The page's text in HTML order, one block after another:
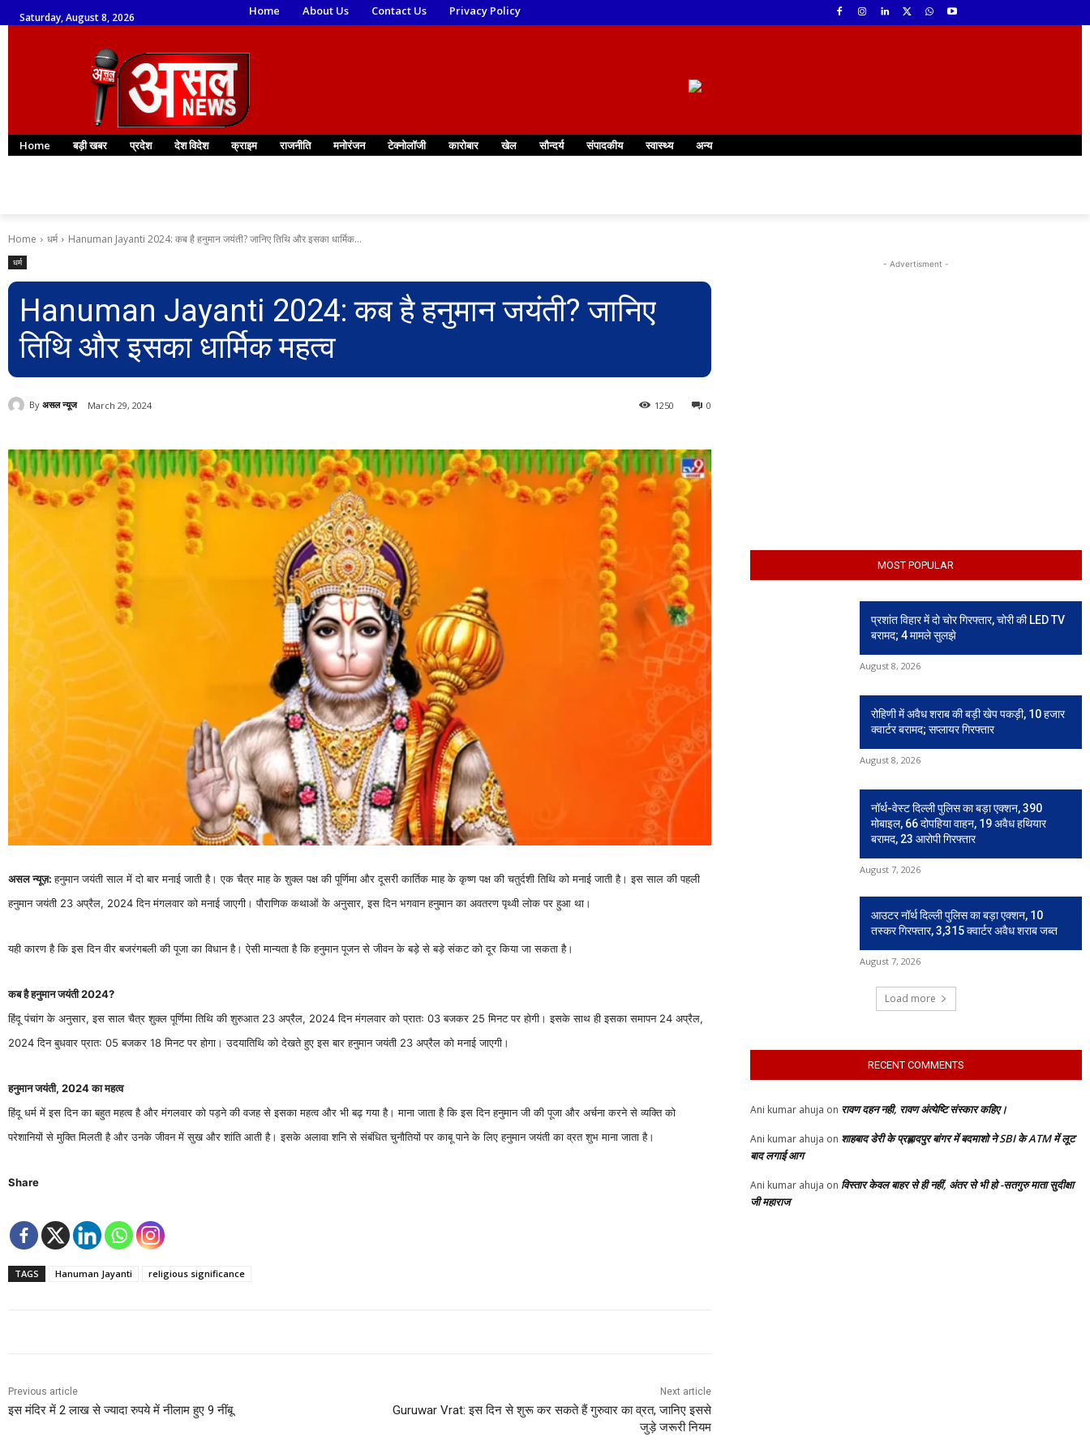
Saturday, August 8, 2026 Home About Us Contact Us Privacy Policy
Home बड़ी खबर प्रदेश देश विदेश क्राइम राजनीति मनोरंजन टेक्नोलॉजी कारोबार खेल सौन्दर्य संपादकीय स्वास्थ्य अन्य
Home धर्म Hanuman Jayanti 2024: कब है हनुमान जयंती? जानिए तिथि और इसका धार्मिक...
धर्म
Hanuman Jayanti 2024: कब है हनुमान जयंती? जानिए
तिथि और इसका धार्मिक महत्व
By असल न्यूज March 29, 2024 0
1250
असल न्यूज़:हनुमान जयंती साल में दो बार मनाई जाती है। एक चैत्र माह के शुक्ल पक्ष की पूर्णिमा और दूसरी कार्तिक माह के कृष्ण पक्ष की चतुर्दशी तिथि को मनाई जाती है। इस साल की पहली
हनुमान जयंती 23 अप्रैल, 2024 दिन मंगलवार को मनाई जाएगी। पौराणिक कथाओं के अनुसार, इस दिन भगवान हनुमान का अवतरण पृथ्वी लोक पर हुआ था।
यही कारण है कि इस दिन वीर बजरंगबली की पूजा का विधान है। ऐसी मान्यता है कि हनुमान पूजन से जीवन के बड़े से बड़े संकट को दूर किया जा सकता है।
कब है हनुमान जयंती 2024?
हिंदू पंचांग के अनुसार, इस साल चैत्र शुक्ल पूर्णिमा तिथि की शुरुआत 23 अप्रैल, 2024 दिन मंगलवार को प्रातः 03 बजकर 25 मिनट पर होगी। इसके साथ ही इसका समापन 24 अप्रैल,
2024 दिन बुधवार प्रात: 05 बजकर 18 मिनट पर होगा। उदया​तिथि को देखते हुए इस बार हनुमान जयंती 23 अप्रैल को मनाई जाएगी।
हनुमान जयंती, 2024 का महत्व
हिंदू धर्म में इस दिन का बहुत महत्व है और मंगलवार को पड़ने की वजह से इसका महत्व और भी बढ़ गया है। माना जाता है कि इस दिन हनुमान जी की पूजा और अर्चना करने से व्यक्ति को
परेशानियों से मुक्ति मिलती है और उनके जीवन में सुख और शांति आती है। इसके अलावा शनि से संबंधित चुनौतियों पर काबू पाने के लिए हनुमान जयंती का व्रत शुभ माना जाता है।
Share
TAGS Hanuman Jayanti religious significance
Previous article
इस मंदिर में 2 लाख से ज्यादा रुपये में नीलाम हुए 9 नींबू.
Next article
Guruwar Vrat: इस दिन से शुरू कर सकते हैं गुरुवार का व्रत, जानिए इससे
जुड़े जरूरी नियम
- Advertisment -
MOST POPULAR
प्रशांत विहार में दो चोर गिरफ्तार, चोरी की LED TV
बरामद; 4 मामले सुलझे
August 8, 2026
रोहिणी में अवैध शराब की बड़ी खेप पकड़ी, 10 हजार
क्वार्टर बरामद; सप्लायर गिरफ्तार
August 8, 2026
नॉर्थ-वेस्ट दिल्ली पुलिस का बड़ा एक्शन, 390
मोबाइल, 66 दोपहिया वाहन, 19 अवैध हथियार
बरामद, 23 आरोपी गिरफ्तार
August 7, 2026
आउटर नॉर्थ दिल्ली पुलिस का बड़ा एक्शन, 10
तस्कर गिरफ्तार, 3,315 क्वार्टर अवैध शराब जब्त
August 7, 2026
Load more
RECENT COMMENTS
Ani kumar ahuja on रावण दहन नही, रावण अंत्येष्टि संस्कार कहिए।
Ani kumar ahuja on शाहबाद डेरी के प्रह्लादपुर बांगर में बदमाशो ने SBI के ATM में लूट
बाद लगाई आग
Ani kumar ahuja on विस्तार केवल बाहर से ही नहीं, अंतर से भी हो -सतगुरु माता सुदीक्षा
जी महाराज